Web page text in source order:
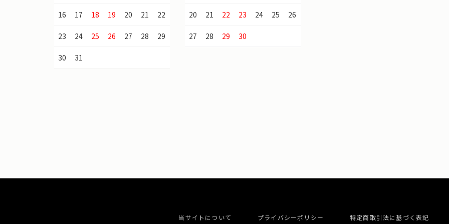
16 17 18 19 20 21 22
23 24 25 26 27 28 29
30 31
20 21 22 23 24 25 26
27 28 29 30
当サイトについて プライバシーポリシー 特定商取引法に基づく表記